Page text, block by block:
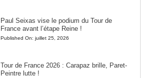
Paul Seixas vise le podium du Tour de
France avant l’étape Reine !
Published On: juillet 25, 2026
Tour de France 2026 : Carapaz brille, Paret-
Peintre lutte !